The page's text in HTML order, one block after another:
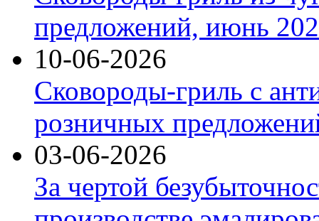
предложений, июнь
10-06-2026
Сковороды-гриль с
розничных
03-06-2026
За чертой